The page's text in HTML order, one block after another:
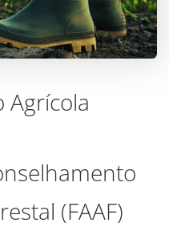
Agrícola
(FAAF)